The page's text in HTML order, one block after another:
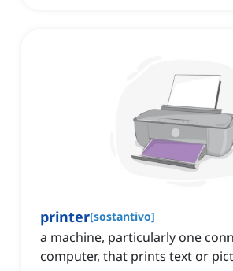
printer[sostantivo]
a machine, particularly one
computer, that prints text or